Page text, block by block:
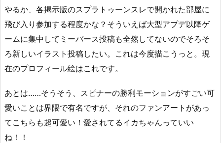
やるか、各掲示版のスプラトゥーンスレで開かれた部屋に
飛び入り参加する程度かな？そういえば大型アプデ以降ゲ
ームに集中してミーバース投稿も全然してないのでそろそ
ろ新しいイラスト投稿したい。これは今度描こうっと。現
在のプロフィール絵はこれです。
あとは……そうそう、スピナーの勝利モーションがすごい可
愛いことは界隈で有名ですが、それのファンアートがあっ
てこちらも超可愛い！愛されてるイカちゃんっていい
ね！！